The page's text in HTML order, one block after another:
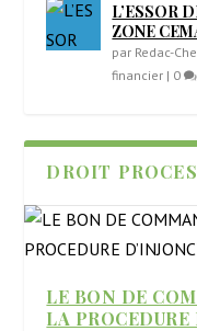
L’ESSOR
ZONE
par Redac-
financier | 0
DROIT
LE BON DE
LA